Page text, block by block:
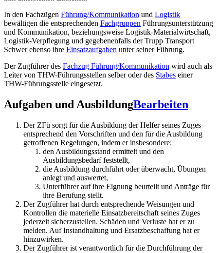
In den Fachzügen Führung/Kommunikation und Logistik
bewältigen die entsprechenden Fachgruppen Führungsunterstützung
und Kommunikation, beziehungsweise Logistik-Materialwirtschaft,
Logistik-Verpflegung und gegebenenfalls der Trupp Transport
Schwer ebenso ihre Einsatzaufgaben unter seiner Führung.
Der Zugführer des Fachzug Führung/Kommunikation wird auch als
Leiter von THW-Führungsstellen selber oder des Stabes einer
THW-Führungsstelle eingesetzt.
Aufgaben und AusbildungBearbeiten
Der ZFü sorgt für die Ausbildung der Helfer seines Zuges
entsprechend den Vorschriften und den für die Ausbildung
getroffenen Regelungen, indem er insbesondere:
den Ausbildungsstand ermittelt und den
Ausbildungsbedarf feststellt,
die Ausbildung durchführt oder überwacht, Übungen
anlegt und auswertet,
Unterführer auf ihre Eignung beurteilt und Anträge für
ihre Berufung stellt.
Der Zugführer hat durch entsprechende Weisungen und
Kontrollen die materielle Einsatzbereitschaft seines Zuges
jederzeit sicherzustellen. Schäden und Verluste hat er zu
melden. Auf Instandhaltung und Ersatzbeschaffung hat er
hinzuwirken.
Der Zugführer ist verantwortlich für die Durchführung der